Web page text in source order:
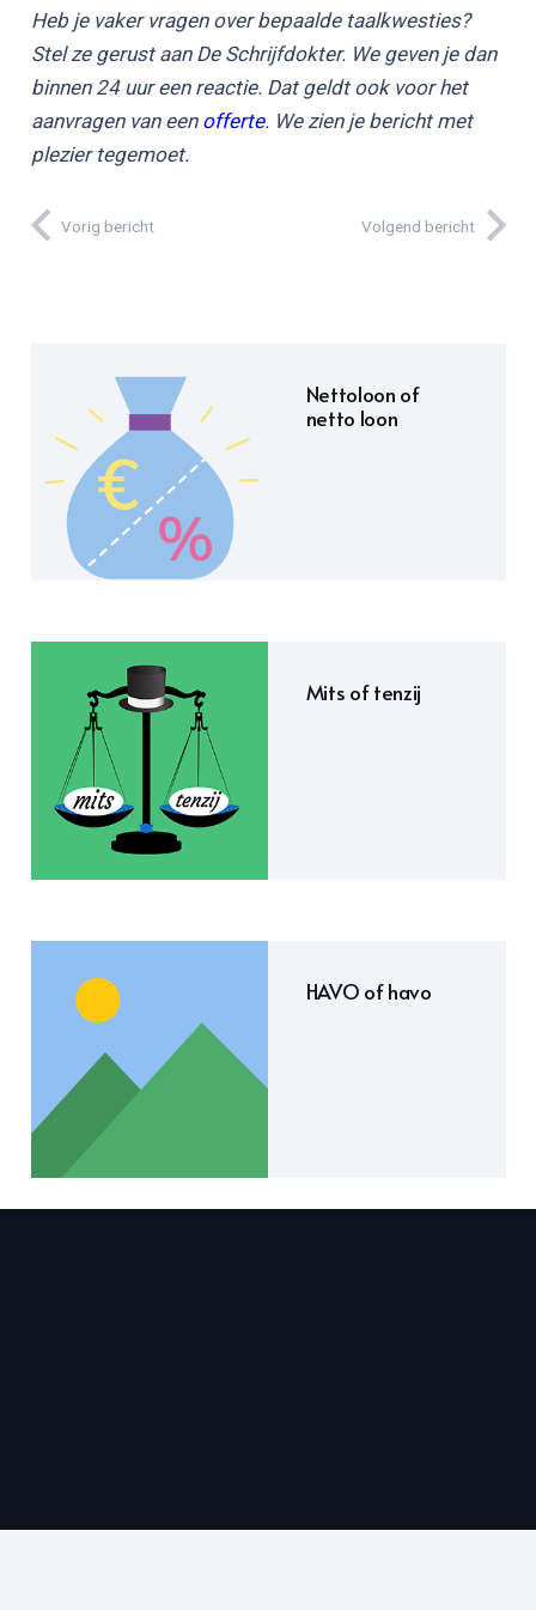
Heb je vaker vragen over bepaalde taalkwesties?
Stel ze gerust aan De Schrijfdokter. We geven je dan
binnen 24 uur een reactie. Dat geldt ook voor het
aanvragen van een offerte. We zien je bericht met
plezier tegemoet.
Vorig bericht Volgend bericht
Nettoloon of
netto loon
Mits of tenzij
HAVO of havo